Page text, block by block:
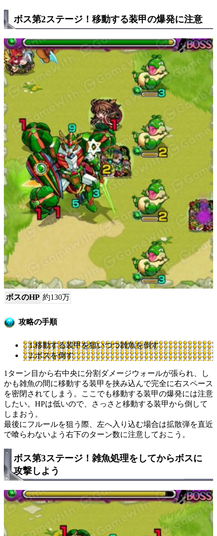
ボス第2ステージ！移動する装甲の爆発に注意
ボスのHP 約130万
攻略の手順
1.移動する装甲を狙いつつ雑魚を倒す
2.ボスを倒す
1ターン目から右中央に分割ダメージウォールが張られ、し
かも雑魚の間に移動する装甲を挟み込んで完全に右スペース
を密閉されてしまう。ここでも移動する装甲の爆発には注意
したい。HPは低いので、さっさと移動する装甲から倒して
しまおう。
最後にフルールを狙う際、左へ入り込む場合は拡散弾を直近
で喰らわないよう右下のターン数に注意しておこう。
ボス第3ステージ！雑魚処理をしてからボスに
攻撃しよう